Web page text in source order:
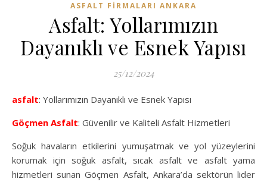
ASFALT FIRMALARI ANKARA
Asfalt: Yollarımızın
Dayanıklı ve Esnek Yapısı
25/12/2024
asfalt: Yollarımızın Dayanıklı ve Esnek Yapısı
Göçmen Asfalt: Güvenilir ve Kaliteli Asfalt Hizmetleri
Soğuk havaların etkilerini yumuşatmak ve yol yüzeylerini
korumak için soğuk asfalt, sıcak asfalt ve asfalt yama
hizmetleri sunan Göçmen Asfalt, Ankara’da sektörün lider